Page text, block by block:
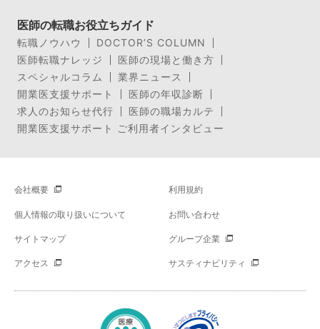
医師の転職お役立ちガイド
転職ノウハウ
DOCTOR’S COLUMN
医師転職ナレッジ
医師の現場と働き方
スペシャルコラム
業界ニュース
開業医支援サポート
医師の年収診断
求人のお知らせ代行
医師の職場カルテ
開業医支援サポート ご利用者インタビュー
会社概要 利用規約
個人情報の取り扱いについて お問い合わせ
サイトマップ グループ企業
アクセス サスティナビリティ